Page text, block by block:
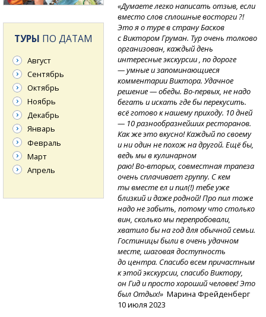
«Думаете легко написать отзыв, если
вместо слов сплошные восторги ?!
Это я о туре в страну Басков
с Виктором Груман. Тур очень толково
организован, каждый день
интересные экскурсии , по дороге
— умные и запоминающиеся
комментарии Виктора. Удачное
решение— обеды.Во-первых, не надо
бегать и искать где бы перекусить.
всё готово к нашему приходу. 10 дней
— 10 разнообразнейших ресторанов.
Как же это вкусно! Каждый по своему
и ни один не похож на другой. Ещё бы,
ведь мы в кулинарном
раю!Во-вторых, совместная трапеза
очень сплачивает группу. С кем
ты вместе ел и пил(!) тебе уже
близкий и даже родной! Про пил тоже
надо не забыть, потому что столько
вин, сколько мы перепробовали,
хватило бы на год для обычной семьи.
Гостиницы были в очень удачном
месте, шаговая доступность
до центра. Спасибо всем причастным
к этой экскурсии, спасибо Виктору,
он Гид и просто хороший человек! Это
был Отдых!» Марина Фрейденберг
10 июля 2023
ТУРЫ ПО ДАТАМ
Август
Сентябрь
Октябрь
Ноябрь
Декабрь
Январь
Февраль
Март
Апрель